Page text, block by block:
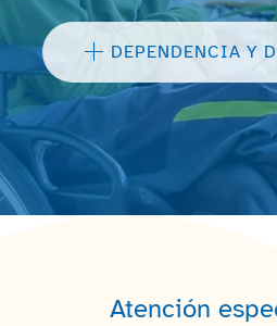
DEPENDENCIA Y
Atención